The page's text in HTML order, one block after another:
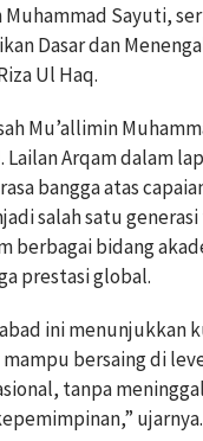
Sayuti,
Dasar dan
Ul Haq.
Mu’allimin
Lailan Arqam dalam
bangga atas
salah satu
berbagai bidang
prestasi global.
ini menunjukkan
mampu bersaing di
tanpa
ujarnya.